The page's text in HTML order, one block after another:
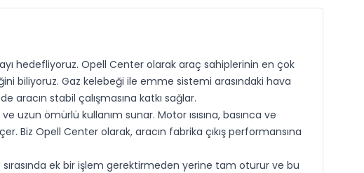
hedefliyoruz. Opell Center olarak araç sahiplerinin en çok
biliyoruz. Gaz kelebeği ile emme sistemi arasındaki hava
aracın stabil çalışmasına katkı sağlar.
uzun ömürlü kullanım sunar. Motor ısısına, basınca ve
Biz Opell Center olarak, aracın fabrika çıkış performansına
ek bir işlem gerektirmeden yerine tam oturur ve bu